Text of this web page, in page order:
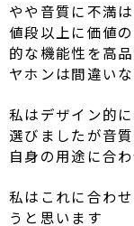
やや音質に不満
値段以上に価値
的な機能性を高
ヤホンは間違い
私はデザイン的
選びましたが音
自身の用途に合
私はこれに合わ
うと思います